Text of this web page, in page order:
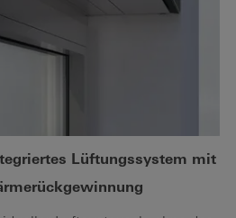
Lüftungssystem mit